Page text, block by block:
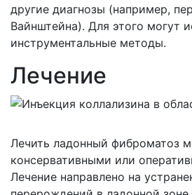
другие диагнозы (например,
Вайнштейна). Для этого могут
инструментальные методы.
Лечение
Лечить ладонный фиброматоз
консервативными или
Лечение направлено на